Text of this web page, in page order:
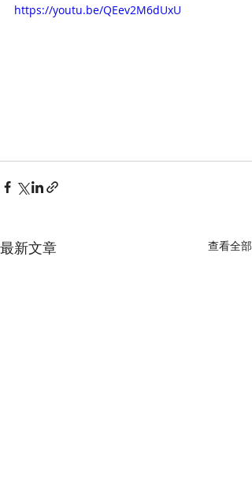
https://youtu.be/QEev2M6dUxU
最新文章 查看全部